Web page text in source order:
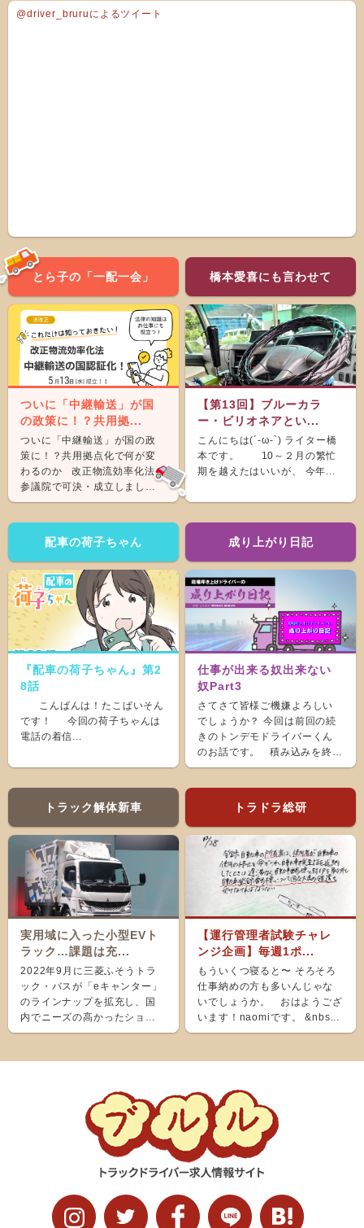
@driver_bruruによるツイート
とら子の「一配一会」
ついに「中継輸送」が国
の政策に！？共用拠...
ついに「中継輸送」が国の政
策に！？共用拠点化で何が変
わるのか 改正物流効率化法が
参議院で可決・成立しまし
た。 &nb...
橋本愛喜にも言わせて
【第13回】ブルーカラ
ー・ビリオネアとい...
こんにちは(´-ω-`) ライター橋
本です。 10～２月の繁忙
期を越えたはいいが、 今年...
配車の荷子ちゃん
『配車の荷子ちゃん』第2
8話
こんばんは！たこぱいそん
です！ 今回の荷子ちゃんは
電話の着信...
成り上がり日記
仕事が出来る奴出来ない
奴Part3
さてさて皆様ご機嫌よろしい
でしょうか？ 今回は前回の続
きのトンデモドライバーくん
のお話です。 積み込みを終
え、ホッと...
トラック解体新車
実用域に入った小型EVト
ラック…課題は充...
2022年9月に三菱ふそうトラ
ック・バスが「eキャンター」
のラインナップを拡充し、国
内でニーズの高かったショー
ト＆ナローボディ（G...
トラドラ総研
【運行管理者試験チャレ
ンジ企画】毎週1ポ...
もういくつ寝ると〜 そろそろ
仕事納めの方も多いんじゃな
いでしょうか。 おはようござ
います！naomiです。 &nbs...